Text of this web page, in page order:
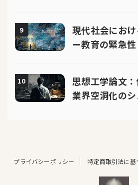
9
現代社会にお
ー教育の緊急性
10
思想工学論文
業界空洞化の
プライバシーポリシー 特定商取引法に基